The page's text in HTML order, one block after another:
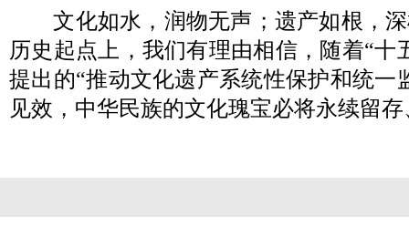
文化如水，润物无声；遗产如根，
历史起点上，我们有理由相信，随着“十
提出的“推动文化遗产系统性保护和统一
见效，中华民族的文化瑰宝必将永续留